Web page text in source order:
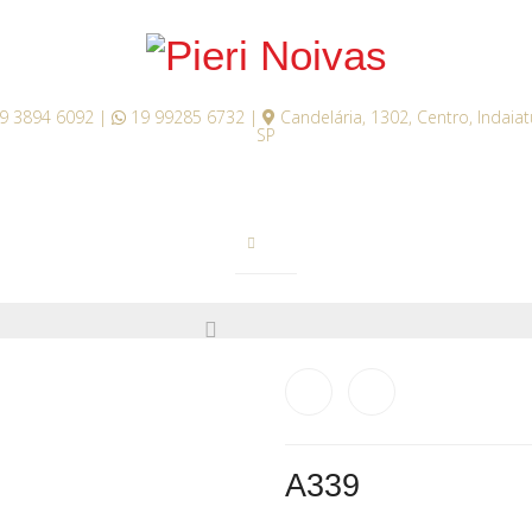
3894 6092 | 19 99285 6732 | Candelária, 1302, Centro,
SP
A339